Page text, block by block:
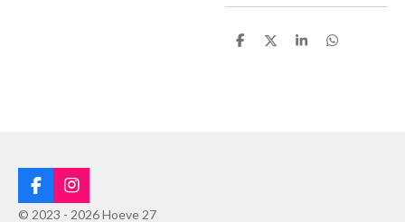
D
D
S
D
F
a
I
n
© 2023 - 2026 Hoeve 27